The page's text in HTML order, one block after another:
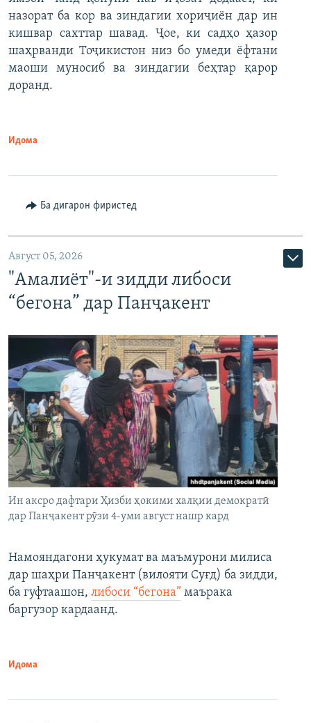
назорат ба кор ва зиндагии хориҷиён дар ин
кишвар сахттар шавад. Ҷое, ки садҳо ҳазор
шаҳрванди Тоҷикистон низ бо умеди ёфтани
маоши муносиб ва зиндагии беҳтар қарор
доранд.
Идома
Ба дигарон фиристед
Август 05, 2026
"Амалиёт"-и зидди либоси
“бегона” дар Панҷакент
Ин аксро дафтари Ҳизби ҳокими халқии демократӣ
дар Панҷакент рӯзи 4-уми август нашр кард
Намояндагони ҳукумат ва маъмурони милиса
дар шаҳри Панҷакент (вилояти Суғд) ба зидди,
ба гуфтаашон, либоси “бегона” маърака
баргузор кардаанд.
Идома